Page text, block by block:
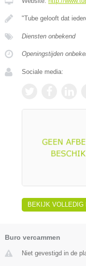
"Tube gelooft dat
Diensten onbekend
Openingstijden
Sociale media:
BEKIJK VOLLEDIG
Buro vercammen
Niet gevestigd in de